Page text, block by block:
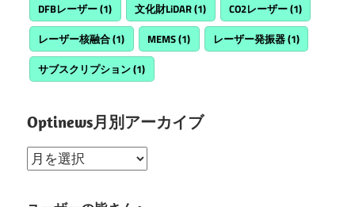
DFBレーザー(1) 文化財LiDAR(1) CO2レーザー(1)
レーザー核融合(1) MEMS(1) レーザー発振器(1)
サブスクリプション(1)
Optinews月別アーカイブ
Optinews
別